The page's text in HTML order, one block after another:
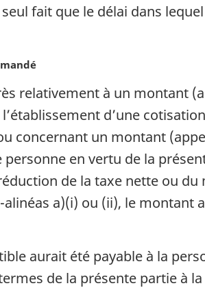
fait que le délai dans
relativement à un montant
d’une
concernant un montant
en vertu de la
de la taxe nette ou
a)(i) ou (ii), le
aurait été payable à la
de la présente partie à